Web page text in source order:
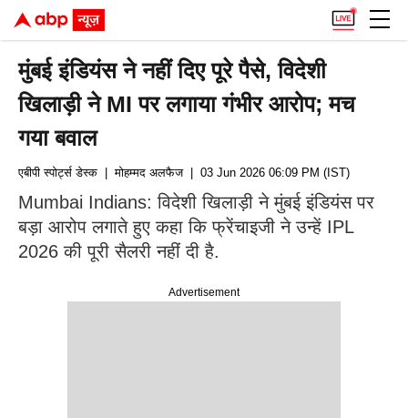
मुंबई इंडियंस ने नहीं दिए पूरे पैसे, विदेशी
खिलाड़ी ने MI पर लगाया गंभीर आरोप; मच
गया बवाल
Advertisement
एबीपी स्पोर्ट्स डेस्क | मोहम्मद अलफैज| 03 Jun 2026 06:09 PM (IST)
Mumbai Indians: विदेशी खिलाड़ी ने मुंबई इंडियंस पर
बड़ा आरोप लगाते हुए कहा कि फ्रेंचाइजी ने उन्हें IPL
2026 की पूरी सैलरी नहीं दी है.